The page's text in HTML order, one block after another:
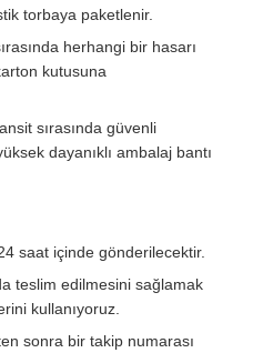
torbaya paketlenir.
herhangi bir hasarı
kutusuna
sırasında güvenli
dayanıklı ambalaj bantı
saat içinde gönderilecektir.
teslim edilmesini sağlamak
kullanıyoruz.
sonra bir takip numarası